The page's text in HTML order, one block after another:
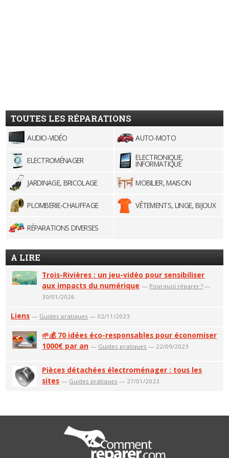
TOUTES LES RÉPARATIONS
AUDIO-VIDÉO AUTO-MOTO
ELECTROMÉNAGER ELECTRONIQUE,
INFORMATIQUE
JARDINAGE, BRICOLAGE
MOBILIER, MAISON
PLOMBERIE-CHAUFFAGE VÊTEMENTS, LINGE, BIJOUX
RÉPARATIONS DIVERSES
A LIRE
Trois-Rivières : un jeu-vidéo pour sensibiliser
aux impacts du numérique — Pourquoi réparer ? —
30/01/2026
Liens — Guides pratiques — 02/11/2023
🌱💰 70 idées éco-responsables pour économiser
1000€ par an — Guides pratiques — 22/09/2023
Pièces détachées électroménager : tous les
sites — Guides pratiques — 27/01/2023